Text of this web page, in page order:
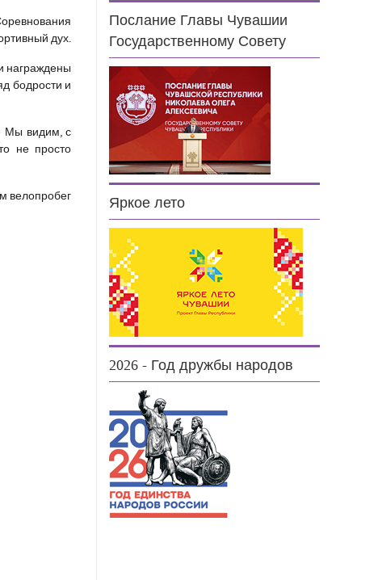
дух.
награждены
бодрости и
Мы видим, с
не просто
велопробег
Послание Главы Чувашии
Государственному Совету
Яркое лето
2026 - Год дружбы народов